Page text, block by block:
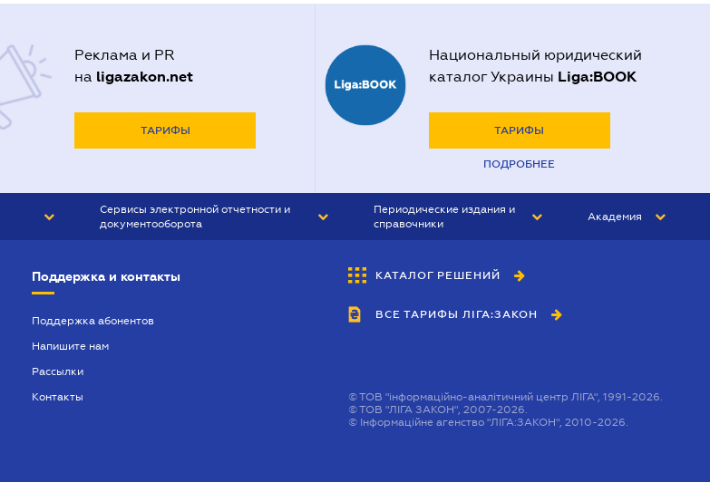
Реклама и PR
на ligazakon.net
ТАРИФЫ
Национальный юридический
каталог Украины Liga:BOOK
ТАРИФЫ
ПОДРОБНЕЕ
Сервисы электронной отчетности и
документооборота
Периодические издания и
справочники
БУХГАЛТЕР&ЗАКОН
ВЕСТНИК МСФО
Академия
Поддержка и контакты
Поддержка абонентов
Напишите нам
Рассылки
Контакты
КАТАЛОГ РЕШЕНИЙ
ВСЕ ТАРИФЫ ЛІГА:ЗАКОН
©ТОВ "інформаційно-аналітичний центр ЛІГА", 1991-2026.
©ТОВ "ЛІГА ЗАКОН", 2007-2026.
© Інформаційне агенство "ЛІГА:ЗАКОН", 2010-2026.